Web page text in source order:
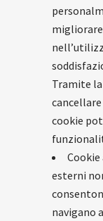
Tramite
cookie
esterni
navigano